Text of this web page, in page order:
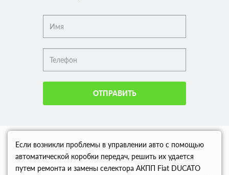
ОТПРАВИТЬ
Если возникли проблемы в управлении авто с помощью
автоматической коробки передач, решить их удается
путем ремонта и замены селектора АКПП Fiat DUCATO